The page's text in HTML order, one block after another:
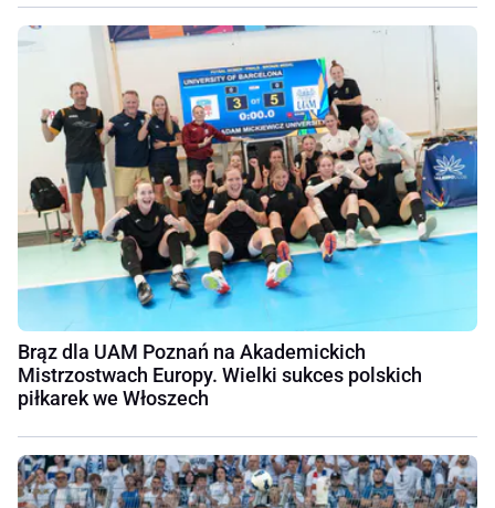
Brąz dla UAM Poznań na Akademickich
Mistrzostwach Europy. Wielki sukces polskich
piłkarek we Włoszech